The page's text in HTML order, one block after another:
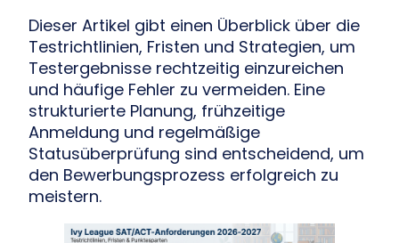
Dieser Artikel gibt einen Überblick über die
Testrichtlinien, Fristen und Strategien, um
Testergebnisse rechtzeitig einzureichen
und häufige Fehler zu vermeiden. Eine
strukturierte Planung, frühzeitige
Anmeldung und regelmäßige
Statusüberprüfung sind entscheidend, um
den Bewerbungsprozess erfolgreich zu
meistern.